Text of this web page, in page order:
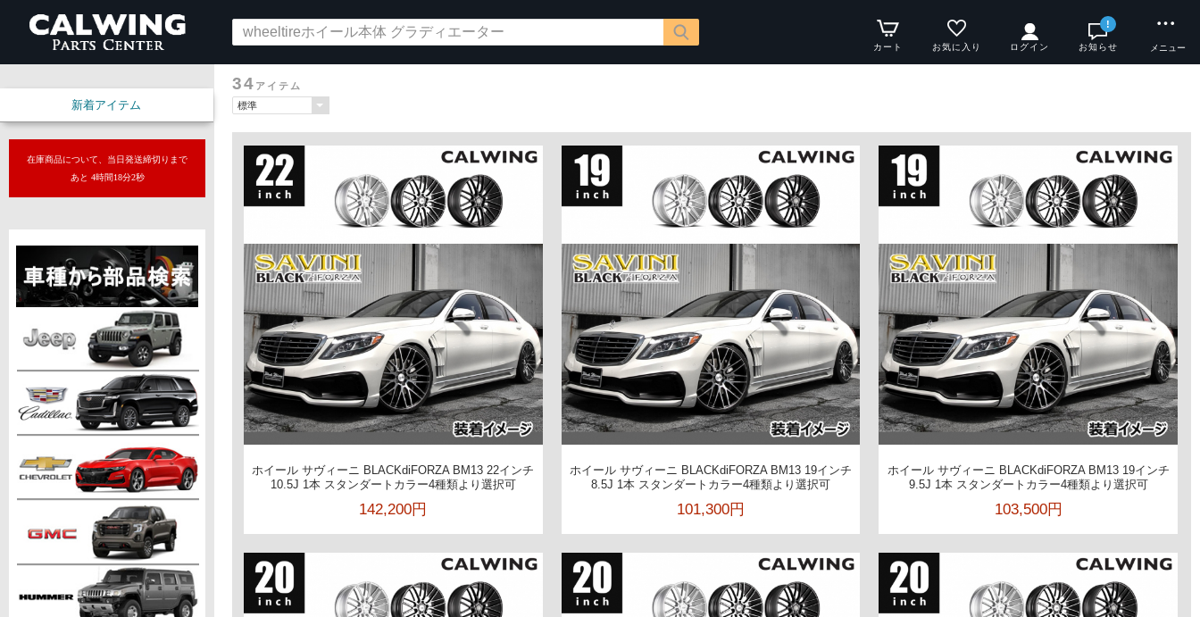
カート お気に入り ログイン
!
お知らせ メニュー
新着アイテム
在庫商品について、当日発送締切りまで
あと 4時間18分0秒
34 アイテム
ホイール サヴィーニ BLACKdiFORZA BM13 22インチ
10.5J 1本 スタンダートカラー4種類より選択可
142,200円
ホイール サヴィーニ BLACKdiFORZA BM13 19インチ
8.5J 1本 スタンダートカラー4種類より選択可
101,300円
ホイール サヴィーニ BLACKdiFORZA BM13 19インチ
9.5J 1本 スタンダートカラー4種類より選択可
103,500円